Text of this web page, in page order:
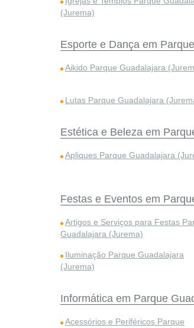
(Jurema)
Esporte e Dança em
Aikido Parque Guadalajara
Lutas Parque Guadalajara
Estética e Beleza em
Apliques Parque Guadalajara
Festas e Eventos em
Artigos e Serviços para Festas
Guadalajara (Jurema)
Iluminação Parque Guadalajara
(Jurema)
Informática em Parque
Acessórios e Periféricos Parque